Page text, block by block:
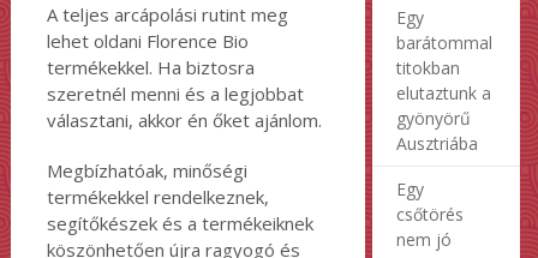
A teljes arcápolási rutint meg
lehet oldani Florence Bio
termékekkel. Ha biztosra
szeretnél menni és a legjobbat
választani, akkor én őket ajánlom.
Megbízhatóak, minőségi
termékekkel rendelkeznek,
segítőkészek és a termékeiknek
köszönhetően újra ragyogó és
Egy
barátommal
titokban
elutaztunk a
gyönyörű
Ausztriába
Egy
csőtörés
nem jó